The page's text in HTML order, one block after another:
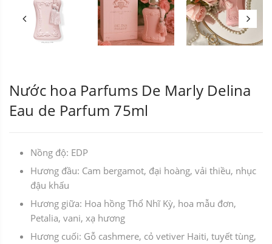
Nước hoa Parfums De Marly Delina
Eau de Parfum 75ml
Nồng độ: EDP
Hương đầu: Cam bergamot, đại hoàng, vải thiều, nhục
đậu khấu
Hương giữa: Hoa hồng Thổ Nhĩ Kỳ, hoa mẫu đơn,
Petalia, vani, xạ hương
Hương cuối: Gỗ cashmere, cỏ vetiver Haiti, tuyết tùng,